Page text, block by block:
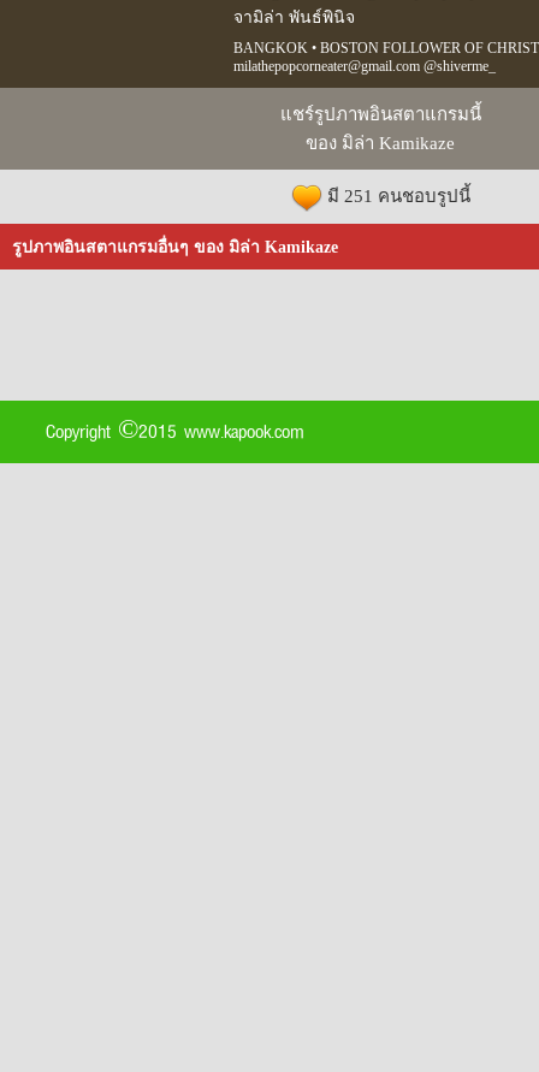
จามิล่า พันธ์พินิจ
BANGKOK • BOSTON FOLLOWER OF
milathepopcorneater@gmail.com @shiverme_
แชร์รูปภาพอินสตาแกรมนี้
ของ มิล่า Kamikaze
มี 251 คนชอบรูปนี้
รูปภาพอินสตาแกรมอื่นๆ ของ มิล่า Kamikaze
Copyright ©2015 www.kapook.com